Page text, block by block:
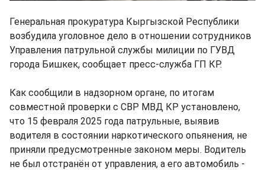
Генеральная прокуратура Кыргызской Республики
возбудила уголовное дело в отношении сотрудников
Управления патрульной службы милиции по ГУВД
города Бишкек, сообщает пресс-служба ГП КР.
Как сообщили в надзорном органе, по итогам
совместной проверки с СВР МВД КР установлено,
что 15 февраля 2025 года патрульные, выявив
водителя в состоянии наркотического опьянения, не
приняли предусмотренные законом меры. Водитель
не был отстранён от управления, а его автомобиль -